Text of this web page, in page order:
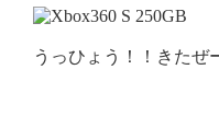
うっひょう！！きたぜ